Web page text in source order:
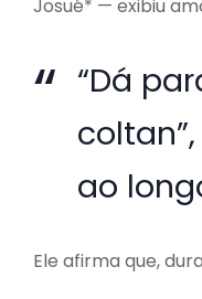
Josué* — exibiu
“Dá
ao
Ele afirma que,